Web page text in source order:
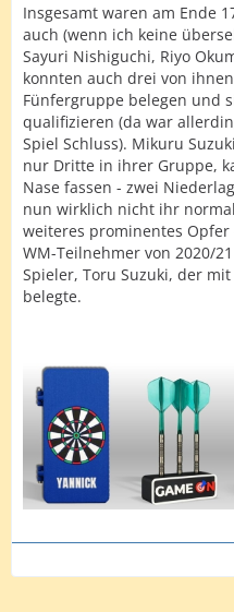
Insgesamt waren am Ende
auch (wenn ich keine
Sayuri Nishiguchi, Riyo
konnten auch drei von
Fünfergruppe belegen und
qualifizieren (da war
Spiel Schluss). Mikuru
nur Dritte in ihrer Gruppe,
Nase fassen - zwei
nun wirklich nicht ihr
weiteres prominentes
WM-Teilnehmer von 2020/
Spieler, Toru Suzuki, der
belegte.